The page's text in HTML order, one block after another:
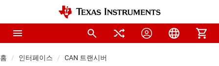
홈 인터페이스 CAN 트랜시버